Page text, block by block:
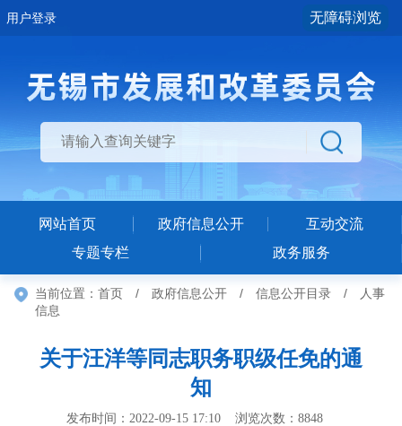
用户登录 无障碍浏览
网站首页 政府信息公开
互动交流
专题专栏
政务服务
当前位置： 首页 / 政府信息公开 / 信息公开目录 /
人事
信息
关于汪洋等同志职务职级任免的通
知
发布时间：2022-09-15 17:10 浏览次数：8848